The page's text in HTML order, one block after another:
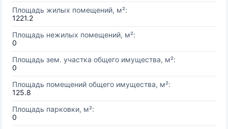
Площадь жилых помещений, м²:
1221.2
Площадь нежилых помещений, м²:
0
Площадь зем. участка общего имущества, м²:
0
Площадь помещений общего имущества, м²:
125.8
Площадь парковки, м²:
0